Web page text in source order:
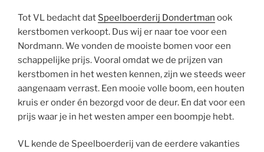
Tot VL bedacht dat Speelboerderij Dondertman ook
kerstbomen verkoopt. Dus wij er naar toe voor een
Nordmann. We vonden de mooiste bomen voor een
schappelijke prijs. Vooral omdat we de prijzen van
kerstbomen in het westen kennen, zijn we steeds weer
aangenaam verrast. Een mooie volle boom, een houten
kruis er onder én bezorgd voor de deur. En dat voor een
prijs waar je in het westen amper een boompje hebt.
VL kende de Speelboerderij van de eerdere vakanties